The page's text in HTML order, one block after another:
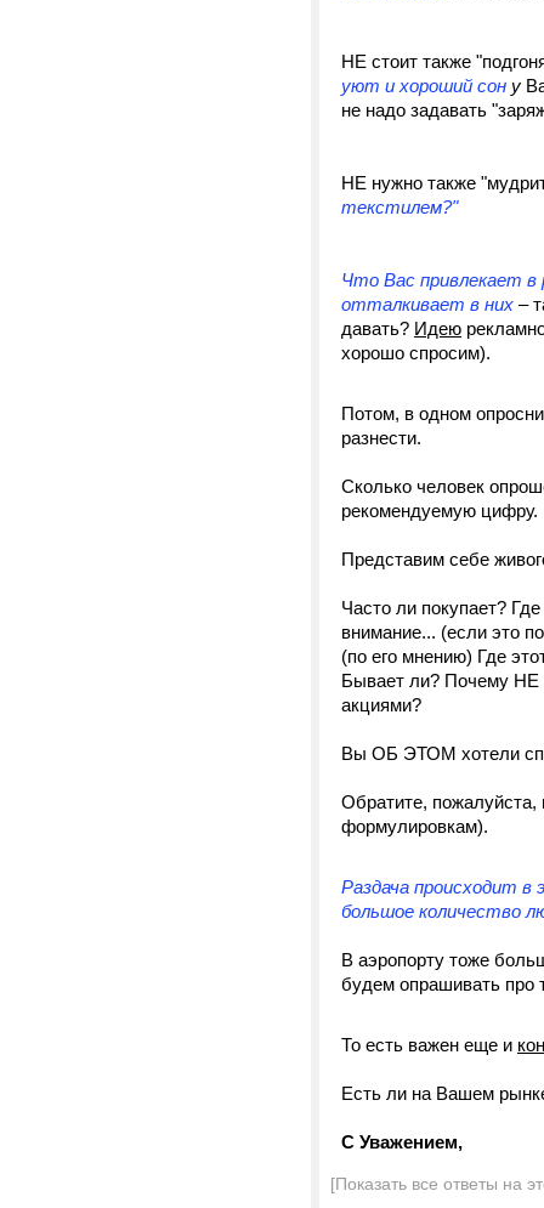
НЕ стоит также
уют и хороший сон у
не надо задавать
НЕ нужно также
текстилем?"
Что Вас привлекает в
отталкивает в них –
давать? Идею
хорошо спросим).
Потом, в одном
разнести.
Сколько человек
рекомендуемую цифру.
Представим себе
Часто ли покупает?
внимание... (если это
(по его мнению) Где
Бывает ли? Почему НЕ
акциями?
Вы ОБ ЭТОМ хотели
Обратите,
формулировкам).
Раздача происходит
большое количество
В аэропорту тоже
будем опрашивать про
То есть важен еще и
Есть ли на Вашем
С Уважением,
[Показать все ответы на